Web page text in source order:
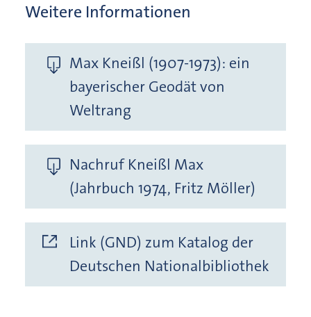
Weitere Informationen
Max Kneißl (1907-1973): ein
bayerischer Geodät von
Weltrang
Nachruf Kneißl Max
(Jahrbuch 1974, Fritz Möller)
Link (GND) zum Katalog der
Deutschen Nationalbibliothek